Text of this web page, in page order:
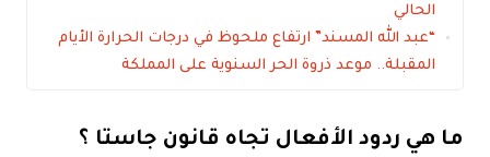
الحالي
“عبد الله المسند” ارتفاع ملحوظ في درجات الحرارة الأيام
المقبلة.. موعد ذروة الحر السنوية على المملكة
ما هي ردود الأفعال تجاه قانون جاستا ؟